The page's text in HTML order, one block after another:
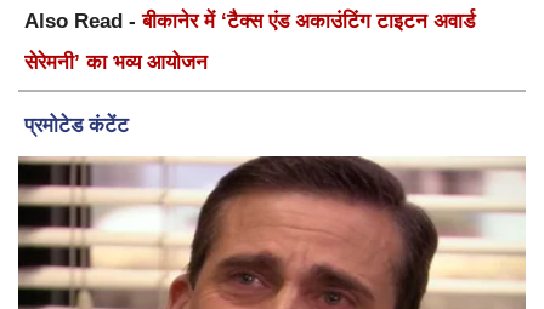
Also Read -बीकानेर में ‘टैक्स एंड अकाउंटिंग टाइटन अवार्ड
सेरेमनी’ का भव्य आयोजन